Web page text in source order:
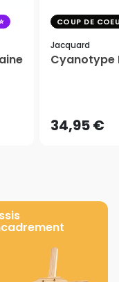
COUP DE
Jacquard
Cyanotype
34,95 €